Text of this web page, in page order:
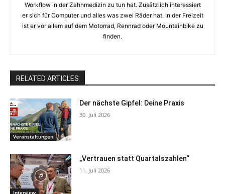
Workflow in der Zahnmedizin zu tun hat. Zusätzlich interessiert
er sich für Computer und alles was zwei Räder hat. In der Freizeit
ist er vor allem auf dem Motorrad, Rennrad oder Mountainbike zu
finden.
RELATED ARTICLES
Veranstaltungen
Der nächste Gipfel: Deine Praxis
30. Juli 2026
Interview
„Vertrauen statt Quartalszahlen“
11. Juli 2026